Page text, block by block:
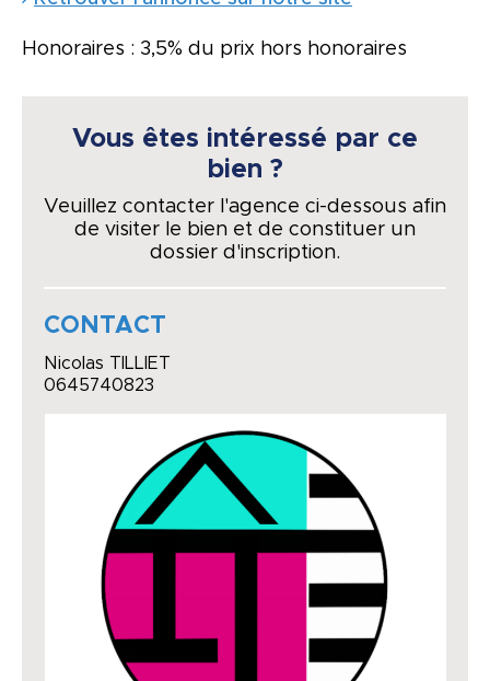
Honoraires : 3,5% du prix hors honoraires
Vous êtes intéressé par ce
bien ?
Veuillez contacter l'agence ci-dessous afin
de visiter le bien et de constituer un
dossier d'inscription.
CONTACT
Nicolas TILLIET
0645740823